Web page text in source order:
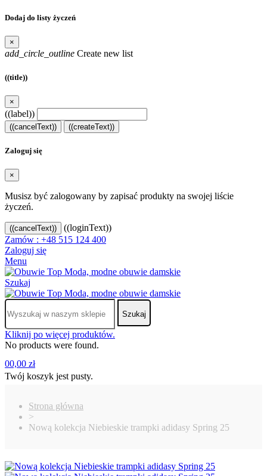
Dodaj do listy życzeń
×
add_circle_outline Create new list
((title))
×
((label))
((cancelText)) ((createText))
Zaloguj się
×
Musisz być zalogowany by zapisać produkty na swojej liście
życzeń.
((cancelText))
((loginText))
Zamów : +48 515 124 400
Zaloguj się
Menu
Szukaj
Szukaj
Kliknij po więcej produktów.
No products were found.
00,00 zł
Twój koszyk jest pusty.
Strona główna
>
Nową kolekcja Niebieskie trampki adidasy Spring 25